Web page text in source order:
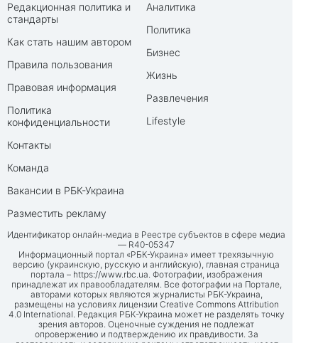
Редакционная политика и
стандарты
Как стать нашим автором
Правила пользования
Правовая информация
Политика
конфиденциальности
Контакты
Команда
Вакансии в РБК-Украина
Разместить рекламу
Аналитика
Политика
Бизнес
Жизнь
Развлечения
Lifestyle
Идентификатор онлайн-медиа в Реестре субъектов в сфере медиа
— R40-05347
Информационный портал «РБК-Украина» имеет трехязычную
версию (украинскую, русскую и английскую), главная страница
портала – https://www.rbc.ua. Фотографии, изображения
принадлежат их правообладателям. Все фотографии на Портале,
авторами которых являются журналисты РБК-Украина,
размещены на условиях лицензии Creative Commons Attribution
4.0 International. Редакция РБК-Украина может не разделять точку
зрения авторов. Оценочные суждения не подлежат
опровержению и подтверждению их правдивости. За